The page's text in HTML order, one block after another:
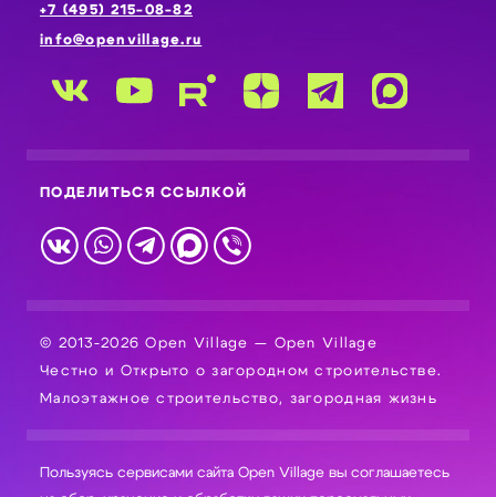
+7 (495) 215-08-82
info@openvillage.ru
ПОДЕЛИТЬСЯ ССЫЛКОЙ
© 2013-2026 Open Village — Open Village
Честно и Открыто о загородном строительстве.
Малоэтажное строительство, загородная жизнь
Пользуясь сервисами сайта Open Village вы соглашаетесь